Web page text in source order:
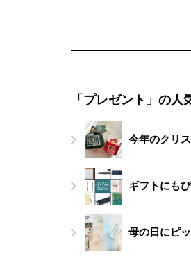
「プレゼント」の人
今年のクリ
ギフトにも
母の日にピ